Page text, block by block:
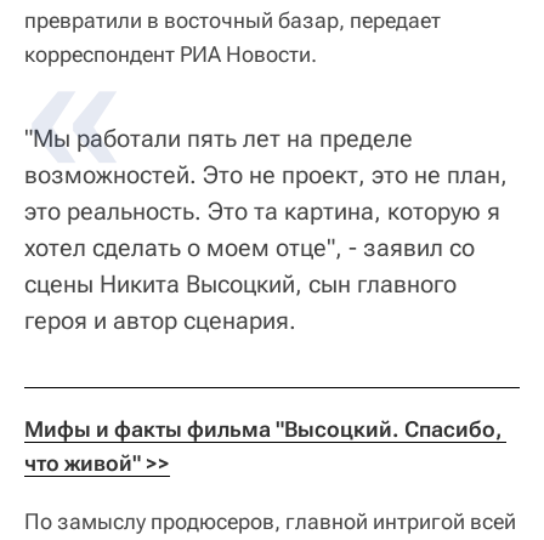
превратили в восточный базар, передает
корреспондент РИА Новости.
"Мы работали пять лет на пределе
возможностей. Это не проект, это не план,
это реальность. Это та картина, которую я
хотел сделать о моем отце", - заявил со
сцены Никита Высоцкий, сын главного
героя и автор сценария.
Мифы и факты фильма "Высоцкий. Спасибо,
что живой" >>
По замыслу продюсеров, главной интригой всей